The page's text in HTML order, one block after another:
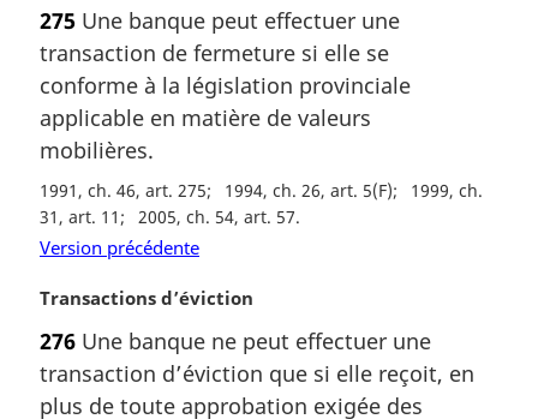
t
e
m
a
g
i
n
a
e
275 Une banque peut effectuer une
transaction de fermeture si elle se
conforme à la législation provinciale
applicable en matière de valeurs
mobilières.
1991, ch. 46, art. 275 1994, ch. 26, art. 5(F)
1999, ch.
31, art. 11
2005, ch. 54, art. 57
Version précédente
N
t
e
m
Transactions d’éviction
276 Une banque ne peut effectuer une
transaction d’éviction que si elle reçoit, en
plus de toute approbation exigée des